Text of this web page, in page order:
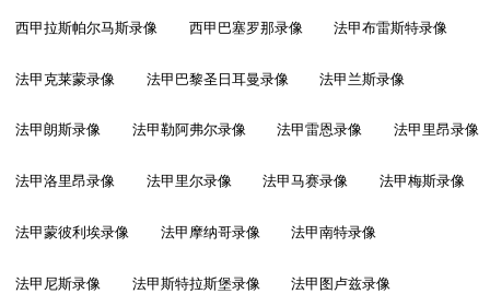
西甲拉斯帕尔马斯录像 西甲巴塞罗那录像 法甲布雷斯特录像
法甲克莱蒙录像 法甲巴黎圣日耳曼录像 法甲兰斯录像
法甲朗斯录像 法甲勒阿弗尔录像 法甲雷恩录像 法甲里昂录像
法甲洛里昂录像 法甲里尔录像 法甲马赛录像 法甲梅斯录像
法甲蒙彼利埃录像 法甲摩纳哥录像 法甲南特录像
法甲尼斯录像 法甲斯特拉斯堡录像 法甲图卢兹录像